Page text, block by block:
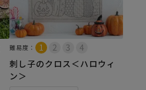
難易度：
刺し子のクロス＜ハロウィ
ン＞